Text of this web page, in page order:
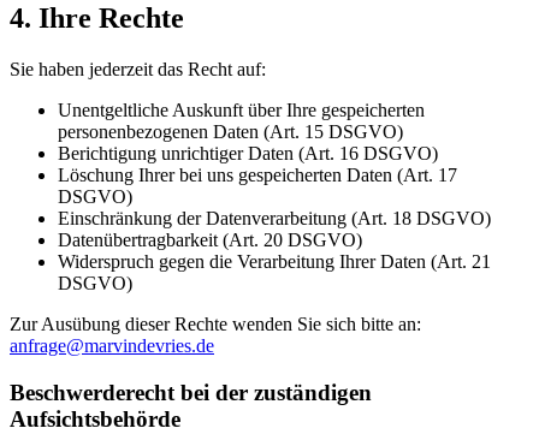
4. Ihre Rechte
Sie haben jederzeit das Recht auf:
Unentgeltliche Auskunft über Ihre gespeicherten
personenbezogenen Daten (Art. 15 DSGVO)
Berichtigung unrichtiger Daten (Art. 16 DSGVO)
Löschung Ihrer bei uns gespeicherten Daten (Art. 17
DSGVO)
Einschränkung der Datenverarbeitung (Art. 18 DSGVO)
Datenübertragbarkeit (Art. 20 DSGVO)
Widerspruch gegen die Verarbeitung Ihrer Daten (Art. 21
DSGVO)
Zur Ausübung dieser Rechte wenden Sie sich bitte an:
anfrage@marvindevries.de
Beschwerderecht bei der zuständigen
Aufsichtsbehörde